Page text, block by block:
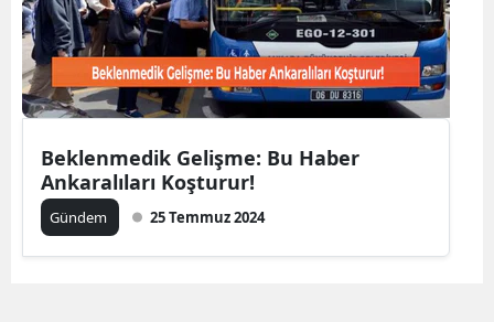
Bursa
Çanakkale
Çankırı
Çorum
Diyarbakır
Beklenmedik Gelişme: Bu Haber
Ankaralıları Koşturur!
Gündem 25 Temmuz 2024